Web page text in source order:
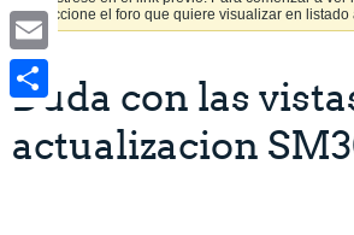
seleccione el foro que quiere visualizar en listado
Duda con las
actualizacion
Twitter
Email